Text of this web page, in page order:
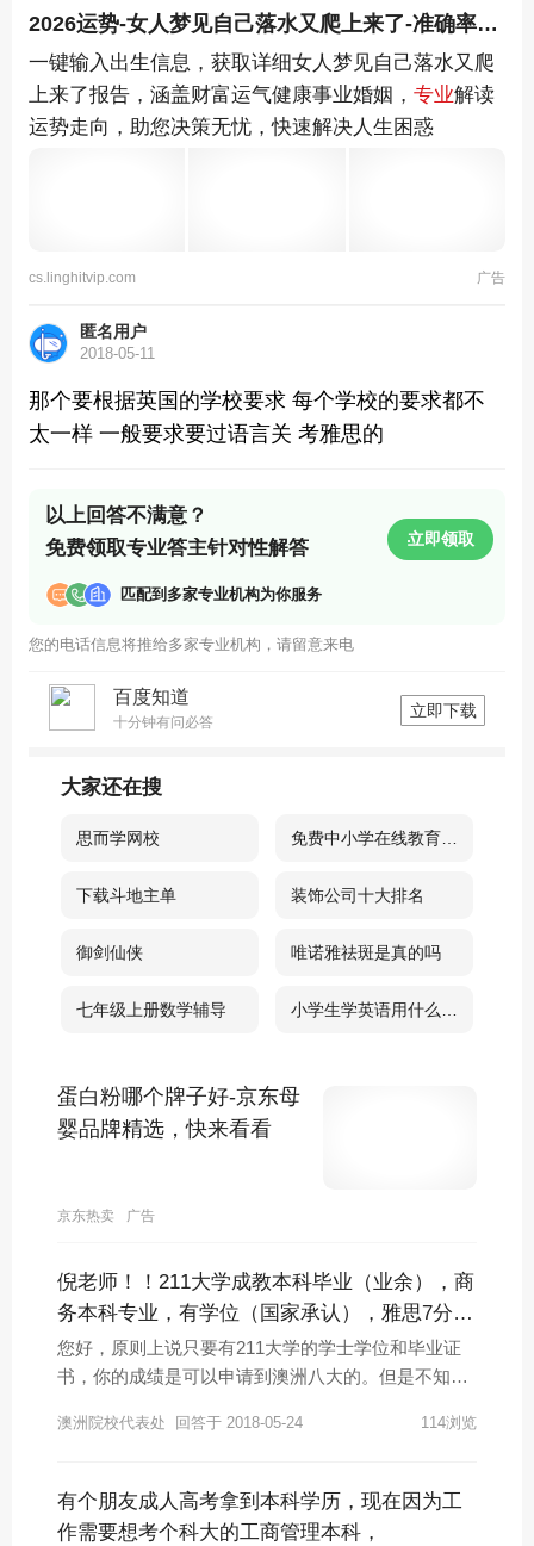
2026运势-女人梦见自己落水又爬上来了-准确率98%
一键输入出生信息，获取详细女人梦见自己落水又爬
上来了报告，涵盖财富运气健康事业婚姻，专业解读
运势走向，助您决策无忧，快速解决人生困惑
cs.linghitvip.com 广告
匿名用户
2018-05-11
那个要根据英国的学校要求 每个学校的要求都不
太一样 一般要求要过语言关 考雅思的
以上回答不满意？
免费领取专业答主针对性解答
匹配到多家专业机构为你服务
您的电话信息将推给多家专业机构，请留意来电
立即领取
百度知道
十分钟有问必答
立即下载
大家还在搜
思而学网校 免费中小学在线教育平台
下载斗地主单 装饰公司十大排名
御剑仙侠 唯诺雅祛斑是真的吗
七年级上册数学辅导 小学生学英语用什么软件好
蛋白粉哪个牌子好-京东母
婴品牌精选，快来看看
京东热卖 广告
倪老师！！211大学成教本科毕业（业余），商
务本科专业，有学位（国家承认），雅思7分，
平均85分。
您好，原则上说只要有211大学的学士学位和毕业证
书，你的成绩是可以申请到澳洲八大的。但是不知道
验？澳洲的八大毕业相对非八大毕业略微难一点。但
很难。
澳洲院校代表处 回答于 2018-05-24 114浏览
有个朋友成人高考拿到本科学历，现在因为工
作需要想考个科大的工商管理本科，